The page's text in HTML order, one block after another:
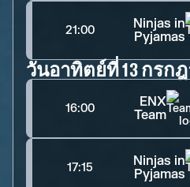
21:00
Ninjas in
Pyjamas
วันอาทิตย์ที่ 13 กรก
16:00
ENX
Team
17:15
Ninjas in
Pyjamas